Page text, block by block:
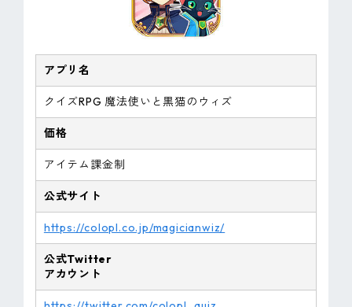
アプリ名
クイズRPG 魔法使いと黒猫のウィズ
価格
アイテム課金制
公式サイト
https://colopl.co.jp/magicianwiz/
公式Twitter
アカウント